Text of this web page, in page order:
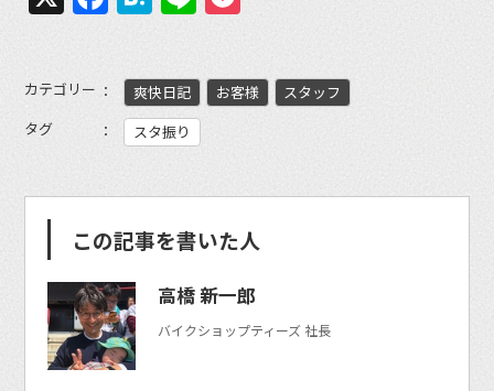
カテゴリー 爽快日記 お客様
スタッフ
タグ
スタ振り
この記事を書いた人
高橋 新一郎
バイクショップティーズ 社長